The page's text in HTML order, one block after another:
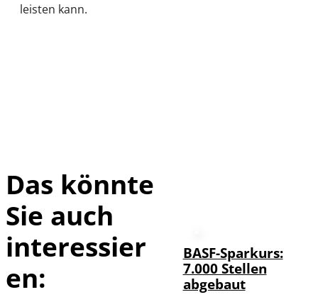
leisten kann.
Das könnte
Sie auch
interessier
en:
BASF-Sparkurs:
7.000 Stellen
abgebaut